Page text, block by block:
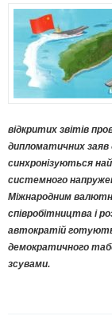
відкритих звітів
дипломатичних
синхронізуються
системного
Міжнародним
співробітництва і
автократій
демократичного
зсувами.